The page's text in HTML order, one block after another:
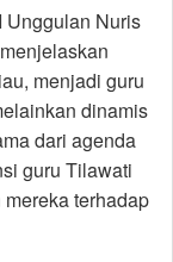
Unggulan Nuris
menjadi guru
dinamis
dari agenda
guru Tilawati
terhadap